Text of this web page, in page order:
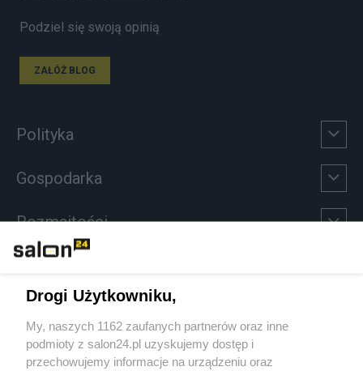
Podziel się swoją opinią
ZAŁÓŻ BLOG
Polityka
Gospodarka
Rozmaitości
Sport
Społeczeństwo
Drogi Użytkowniku,
My, naszych 1162 zaufanych partnerów oraz inne
podmioty z salon24.pl uzyskujemy dostęp i
przechowujemy informacje na urządzeniu oraz